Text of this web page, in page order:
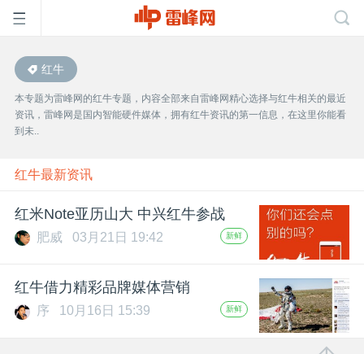
首
页
雷
峰
公
红牛
本专题为雷峰网的红牛专题，内容全部来自雷峰网精心选择与红牛相关的最近
资讯，雷峰网是国内智能硬件媒体，拥有红牛资讯的第一信息，在这里你能看
到未..
红牛最新资讯
红米Note亚历山大 中兴红牛参战
肥威 03月21日 19:42 新鲜
红牛借力精彩品牌媒体营销
序 10月16日 15:39 新鲜